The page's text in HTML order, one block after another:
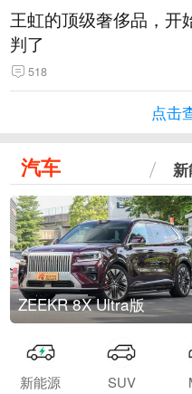
王虹的顶级奢侈品，开
判了
518
点击
汽车
ZEEKR 8X Ultra版
新能源 SUV